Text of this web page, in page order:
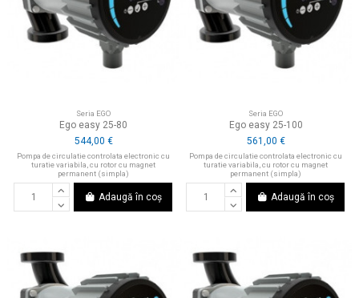
Seria EGO
Ego easy 25-80
544,00 €
Pompa de circulatie controlata electronic cu
turatie variabila, cu rotor cu magnet
permanent (simpla)
Adaugă în coș
Seria EGO
Ego easy 25-100
561,00 €
Pompa de circulatie controlata electronic cu
turatie variabila, cu rotor cu magnet
permanent (simpla)
Adaugă în coș